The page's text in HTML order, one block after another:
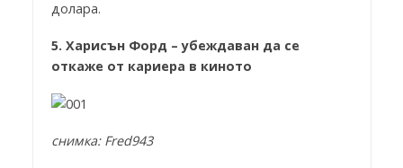
долара.
5. Харисън Форд – убеждаван да се
откаже от кариера в киното
снимка: Fred943